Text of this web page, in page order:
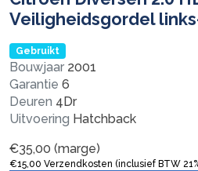
Veiligheidsgordel
Gebruikt
Bouwjaar 2001
Garantie 6
Deuren 4Dr
Uitvoering Hatchback
€35,00 (marge)
€15,00 Verzendkosten (inclusief BTW